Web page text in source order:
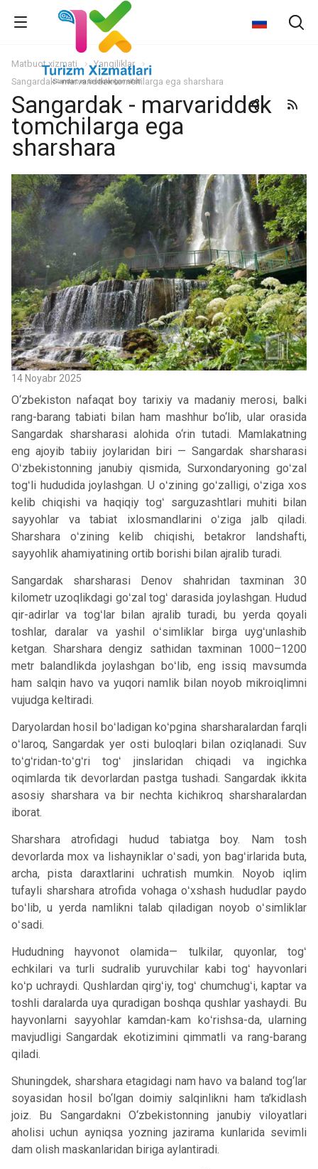
Matbuot xizmati
Yangiliklar
Sangardak - marvariddek tomchilarga ega sharshara
Sangardak - marvariddek
tomchilarga ega
sharshara
14 Noyabr 2025
O‘zbekiston nafaqat boy tarixiy va madaniy merosi, balki
rang-barang tabiati bilan ham mashhur bo‘lib, ular orasida
Sangardak sharsharasi alohida o‘rin tutadi. Mamlakatning
eng ajoyib tabiiy joylaridan biri — Sangardak sharsharasi
Oʻzbekistonning janubiy qismida, Surxondaryoning goʻzal
togʻli hududida joylashgan. U oʻzining goʻzalligi, oʻziga xos
kelib chiqishi va haqiqiy togʻ sarguzashtlari muhiti bilan
sayyohlar va tabiat ixlosmandlarini oʻziga jalb qiladi.
Sharshara oʻzining kelib chiqishi, betakror landshafti,
sayyohlik ahamiyatining ortib borishi bilan ajralib turadi.
Sangardak sharsharasi Denov shahridan taxminan 30
kilometr uzoqlikdagi goʻzal togʻ darasida joylashgan. Hudud
qir-adirlar va togʻlar bilan ajralib turadi, bu yerda qoyali
toshlar, daralar va yashil oʻsimliklar birga uygʻunlashib
ketgan. Sharshara dengiz sathidan taxminan 1000–1200
metr balandlikda joylashgan boʻlib, eng issiq mavsumda
ham salqin havo va yuqori namlik bilan noyob mikroiqlimni
vujudga keltiradi.
Daryolardan hosil boʻladigan koʻpgina sharsharalardan farqli
oʻlaroq, Sangardak yer osti buloqlari bilan oziqlanadi. Suv
toʻgʻridan-toʻgʻri togʻ jinslaridan chiqadi va ingichka
oqimlarda tik devorlardan pastga tushadi. Sangardak ikkita
asosiy sharshara va bir nechta kichikroq sharsharalardan
iborat.
Sharshara atrofidagi hudud tabiatga boy. Nam tosh
devorlarda mox va lishayniklar oʻsadi, yon bagʻirlarida buta,
archa, pista daraxtlarini uchratish mumkin. Noyob iqlim
tufayli sharshara atrofida vohaga oʻxshash hududlar paydo
boʻlib, u yerda namlikni talab qiladigan noyob oʻsimliklar
oʻsadi.
Hududning hayvonot olamida— tulkilar, quyonlar, togʻ
echkilari va turli sudralib yuruvchilar kabi togʻ hayvonlari
koʻp uchraydi. Qushlardan qirgʻiy, togʻ chumchugʻi, kaptar va
toshli daralarda uya quradigan boshqa qushlar yashaydi. Bu
hayvonlarni sayyohlar kamdan-kam koʻrishsa-da, ularning
mavjudligi Sangardak ekotizimini qimmatli va rang-barang
qiladi.
Shuningdek, sharshara etagidagi nam havo va baland tog‘lar
soyasidan hosil bo‘lgan doimiy salqinlikni ham ta’kidlash
joiz. Bu Sangardakni O‘zbekistonning janubiy viloyatlari
aholisi uchun ayniqsa yozning jazirama kunlarida sevimli
dam olish maskanlaridan biriga aylantiradi.